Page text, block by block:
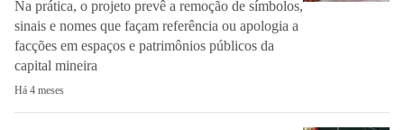
Na prática, o projeto prevê a remoção de símbolos,
sinais e nomes que façam referência ou apologia a
facções em espaços e patrimônios públicos da
capital mineira
Há 4 meses